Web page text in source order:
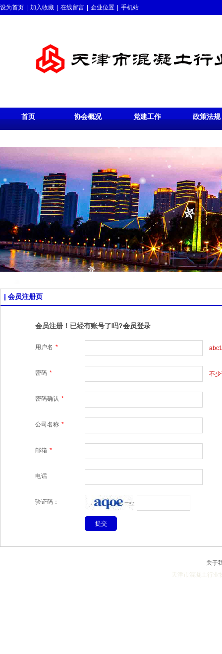
设为首页 加入收藏 在线留言 企业位置 手机站
首页 协会概况 党建工作 政策法规
会员注册页
会员注册！已经有账号了吗?会员登录
用户名 *
密码 * 不
密码确认 *
公司名称 *
邮箱 *
电话
验证码：
关于
天津市混凝土行